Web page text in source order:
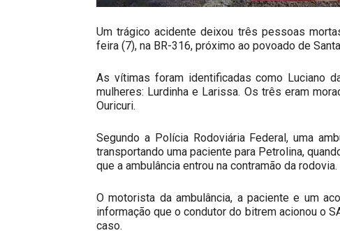
Um trágico acidente deixou três pessoas
feira (7), na BR-316, próximo ao povoado de
As vítimas foram identificadas como Luciano
mulheres: Lurdinha e Larissa. Os três eram
Ouricuri.
Segundo a Polícia Rodoviária Federal, uma
transportando uma paciente para Petrolina,
que a ambulância entrou na contramão da rodovia.
O motorista da ambulância, a paciente e um
informação que o condutor do bitrem acionou o
caso.